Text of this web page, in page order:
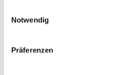
Notwendig
Präferenzen